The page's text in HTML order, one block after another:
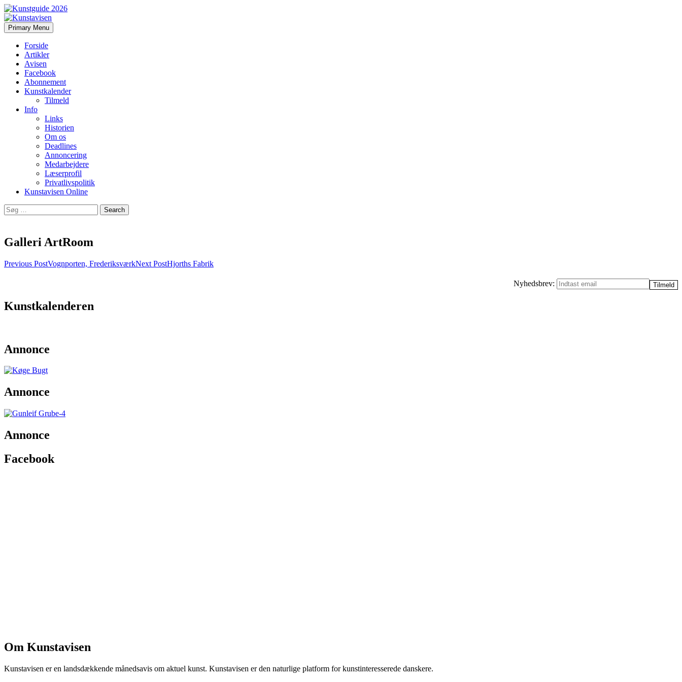
Kunstavisen
Search
Primary Menu Skip
to
Forside
Artikler
Avisen
Facebook
Abonnement
Kunstkalender
Tilmeld
Info
Links
Historien
Om os
Deadlines
Annoncering
Medarbejdere
Læserprofil
Privatlivspolitik
Kunstavisen Online
Search
for:
Galleri ArtRoom
Post
Previous PostVognporten, FrederiksværkNext PostHjorths Fabrik
Nyhedsbrev:
Kunstkalenderen
Annonce
Annonce
Annonce
Facebook
Om Kunstavisen
Kunstavisen er en landsdækkende månedsavis om aktuel kunst. Kunstavisen er den naturlige platform for kunstinteresserede danskere.